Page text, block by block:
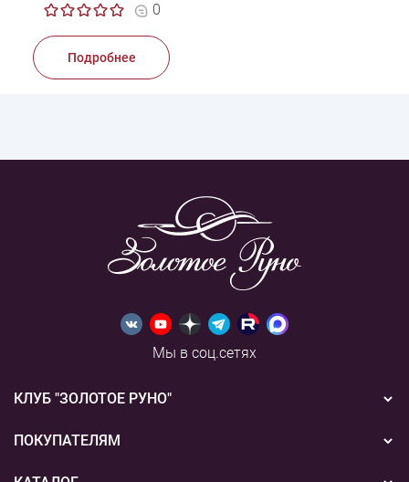
0
Подробнее
Мы в соц.сетях
КЛУБ "ЗОЛОТОЕ РУНО"
Новости
Акции
ПОКУПАТЕЛЯМ